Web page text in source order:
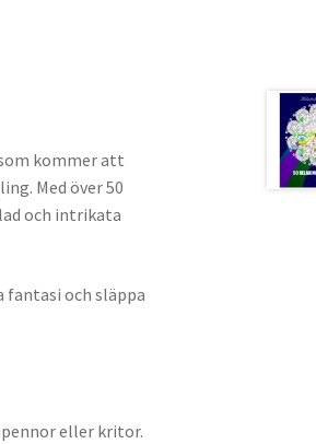
kommer att
Med över 50
och intrikata
fantasi och släppa
eller kritor.